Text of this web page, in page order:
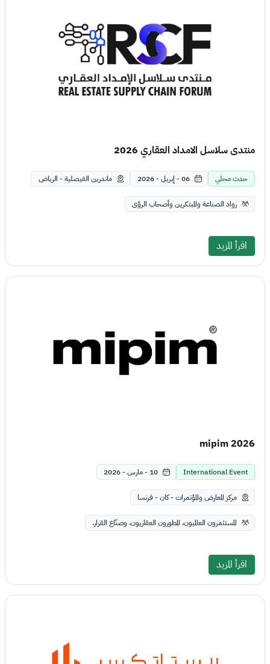
منتدى سلاسل الامداد العقاري 2026
حدث محلي 06 - إبريل - 2026 ماندرين الفيصلية - الرياض
رواد الصناعة والمبتكرين وأصحاب الرؤى
اقرأ المزيد
mipim 2026
International Event 10 - مارس - 2026
مركز المعارض والمؤتمرات - كان - فرنسا
المستثمرون العالميون، المطورون العقاريون، وصنّاع القرار.
اقرأ المزيد